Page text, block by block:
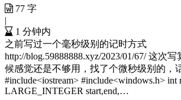
77 字
|
1 分钟内
之前写过一个毫秒级别的记时方式
http://blog.59888888.xyz/2023/01/67/ 这次
候感觉还是不够用，找了个微秒级别的，
#include<iostream> #include<windows.h> int
LARGE_INTEGER start,end,…